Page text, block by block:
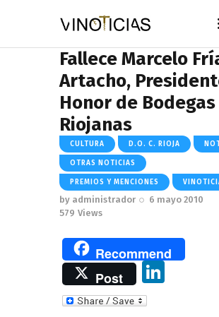
Fallece Marcelo
Artacho,
Honor de Bodegas
Riojanas
CULTURA D.O. C. RIOJA
OTRAS NOTICIAS
PREMIOS Y MENCIONES
by administrador
6 mayo 2010
579 Views
Recommend
Post